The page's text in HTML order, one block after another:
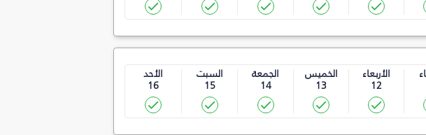
الأربعاء
12
الخميس
13
الجمعة
14
السبت
15
الأحد
16